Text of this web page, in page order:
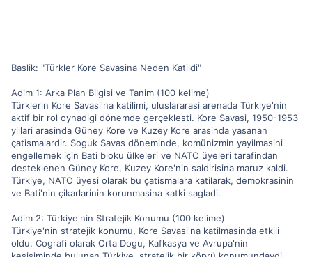
Baslik: "Türkler Kore Savasina Neden Katildi"
Adim 1: Arka Plan Bilgisi ve Tanim (100 kelime)
Türklerin Kore Savasi'na katilimi, uluslararasi arenada Türkiye'nin
aktif bir rol oynadigi dönemde gerçeklesti. Kore Savasi, 1950-1953
yillari arasinda Güney Kore ve Kuzey Kore arasinda yasanan
çatismalardir. Soguk Savas döneminde, komünizmin yayilmasini
engellemek için Bati bloku ülkeleri ve NATO üyeleri tarafindan
desteklenen Güney Kore, Kuzey Kore'nin saldirisina maruz kaldi.
Türkiye, NATO üyesi olarak bu çatismalara katilarak, demokrasinin
ve Bati'nin çikarlarinin korunmasina katki sagladi.
Adim 2: Türkiye'nin Stratejik Konumu (100 kelime)
Türkiye'nin stratejik konumu, Kore Savasi'na katilmasinda etkili
oldu. Cografi olarak Orta Dogu, Kafkasya ve Avrupa'nin